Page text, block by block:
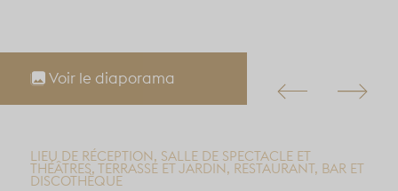
Voir le diaporama
LIEU DE RÉCEPTION, SALLE DE SPECTACLE ET
THÉÂTRES, TERRASSE ET JARDIN, RESTAURANT, BAR ET
DISCOTHÈQUE